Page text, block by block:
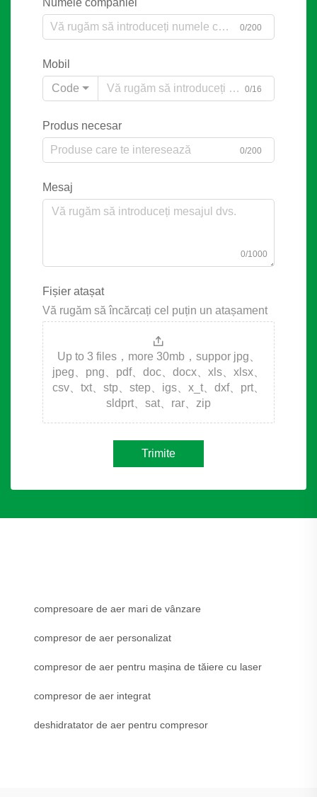
0/200
Mobil
Code
0/16
Produs necesar
0/200
Mesaj
0/1000
Fișier atașat
Vă rugăm să încărcați cel puțin un atașament
Up to 3 files，more 30mb，suppor jpg、
jpeg、png、pdf、doc、docx、xls、xlsx、
csv、txt、stp、step、igs、x_t、dxf、prt、
sldprt、sat、rar、zip
Trimite
compresoare de aer mari de vânzare
compresor de aer personalizat
compresor de aer pentru mașina de tăiere cu laser
compresor de aer integrat
deshidratator de aer pentru compresor